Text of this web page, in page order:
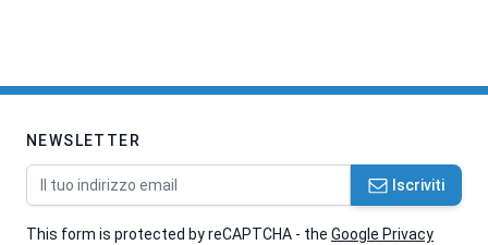
NEWSLETTER
Indirizzo email Iscriviti
This form is protected by reCAPTCHA - the Google Privacy